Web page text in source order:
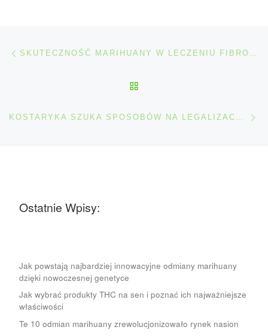
Nawigacja wpisu SKUTECZNOŚĆ MARIHUANY W LECZENIU FIBROMIALGII
KOSTARYKA SZUKA SPOSOBÓW NA LEGALIZACJĘ MARIHUANY
Ostatnie Wpisy:
Jak powstają najbardziej innowacyjne odmiany marihuany
dzięki nowoczesnej genetyce
Jak wybrać produkty THC na sen i poznać ich najważniejsze
właściwości
Te 10 odmian marihuany zrewolucjonizowało rynek nasion